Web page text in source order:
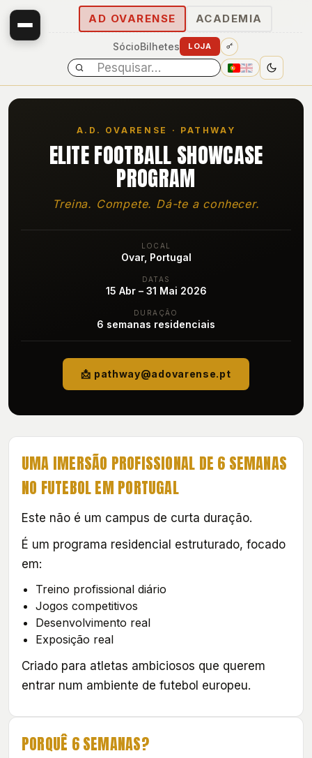
AD OVARENSE ACADEMIA
SócioBilhetes LOJA
A.D. OVARENSE · PATHWAY
ELITE FOOTBALL SHOWCASE
PROGRAM
Treina. Compete. Dá-te a conhecer.
LOCAL
Ovar, Portugal
DATAS
15 Abr – 31 Mai 2026
DURAÇÃO
6 semanas residenciais
📩 pathway@adovarense.pt
UMA IMERSÃO PROFISSIONAL DE 6 SEMANAS
NO FUTEBOL EM PORTUGAL
Este não é um campus de curta duração.
É um programa residencial estruturado, focado
em:
Treino profissional diário
Jogos competitivos
Desenvolvimento real
Exposição real
Criado para atletas ambiciosos que querem
entrar num ambiente de futebol europeu.
PORQUÊ 6 SEMANAS?